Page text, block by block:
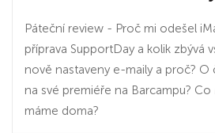
Páteční review - Proč mi odešel
příprava SupportDay a kolik zbývá
nově nastaveny e-maily a proč?
na své premiéře na Barcampu? Co
máme doma?